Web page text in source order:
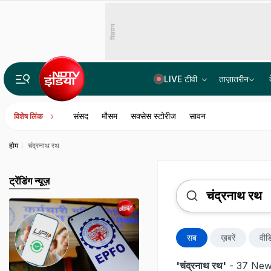
विज्ञापन
LIVE टीवी ताज़ातरीन
विशेष लिंक संसद मौसम सक्सेस स्टोरीज सावन
होम चंद्रनाथ रथ
सब ख़बरें
'चंद्रनाथ रथ' - 37
ट्रेंडिंग न्यूज़